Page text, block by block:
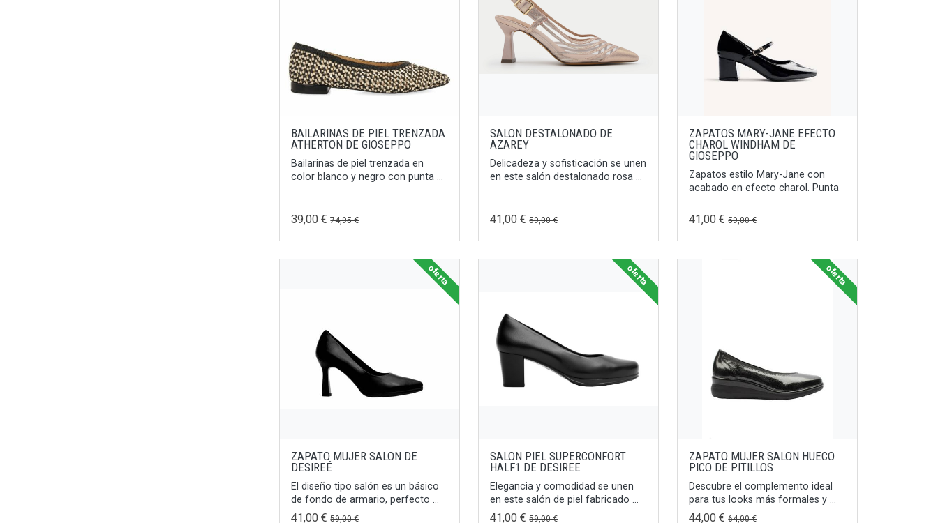
BAILARINAS DE PIEL TRENZADA
ATHERTON DE GIOSEPPO
Bailarinas de piel trenzada en
color blanco y negro con punta ...
39,00 €74,95 €
SALON DESTALONADO DE
AZAREY
Delicadeza y sofisticación se unen
en este salón destalonado rosa ...
41,00 €59,00 €
ZAPATOS MARY-JANE EFECTO
CHAROL WINDHAM DE
GIOSEPPO
Zapatos estilo Mary-Jane con
acabado en efecto charol. Punta
41,00 €59,00 €
ZAPATO MUJER SALON DE
DESIREÉ
El diseño tipo salón es un básico
de fondo de armario, perfecto ...
41,00 €59,00 €
oferta
SALON PIEL SUPERCONFORT
HALF1 DE DESIREE
Elegancia y comodidad se unen
en este salón de piel fabricado ...
41,00 €59,00 €
oferta
ZAPATO MUJER SALON HUECO
PICO DE PITILLOS
Descubre el complemento ideal
para tus looks más formales y ...
44,00 €64,00 €
oferta